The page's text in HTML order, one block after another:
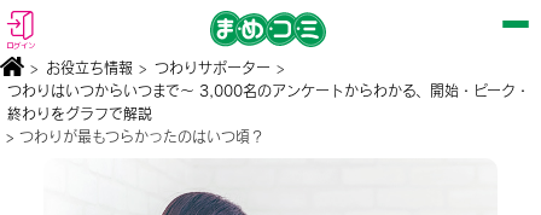
ログイン
> お役立ち情報 > つわりサポーター >
つわりはいつからいつまで～ 3,000名のアンケートからわかる、開始・ピーク・
終わりをグラフで解説
> つわりが最もつらかったのはいつ頃？